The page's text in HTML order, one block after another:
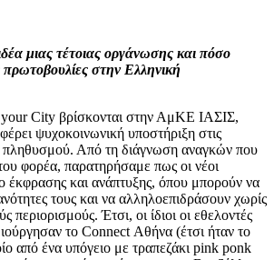
μιας τέτοιας οργάνωσης και πόσο
πρωτοβουλίες στην Ελληνική
your City βρίσκονται στην ΑμΚΕ ΙΑΣΙΣ,
ψυχοκοινωνική υποστήριξη στις
πληθυσμού. Από τη διάγνωση αναγκών που
φορέα, παρατηρήσαμε πως οι νέοι
έκφρασης και ανάπτυξης, όπου μπορούν να
τους και να αλληλοεπιδράσουν χωρίς
περιορισμούς. Έτσι, οι ίδιοι οι εθελοντές
το Connect Αθήνα (έτσι ήταν το
από ένα υπόγειο με τραπεζάκι pink ponk